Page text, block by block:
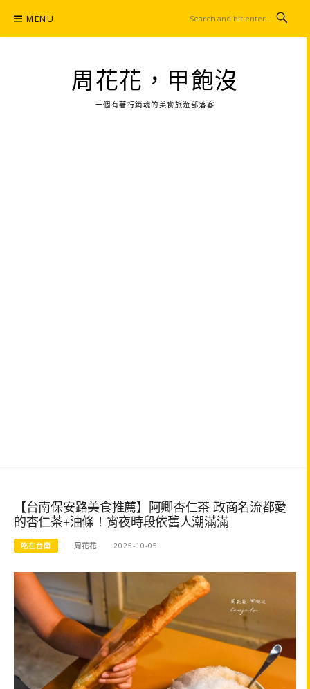
content
MENU
周花花，甲飽沒
一個有著行銷魂的美食旅遊部落客
【台南保安路美食推薦】阿卿杏仁茶 政商名流都愛
的杏仁茶+油條！宵夜時段依舊人潮滿滿
吃在台南 周花花 2025-10-05